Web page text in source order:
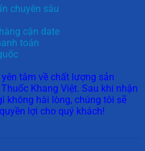
chuyên sâu
cận date
toán
tâm về chất lượng sản
Khang Việt. Sau khi nhận
không hài lòng, chúng tôi sẽ
lợi cho quý khách!